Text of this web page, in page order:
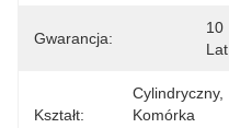
Gwarancja:
10
Lat
Kształt:
Cylindryczny,
Komórka